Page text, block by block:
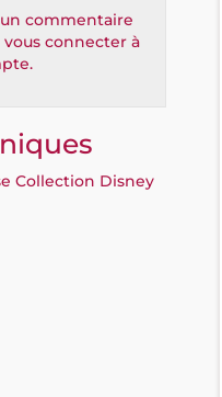
commentaire
connecter à
Collection Disney